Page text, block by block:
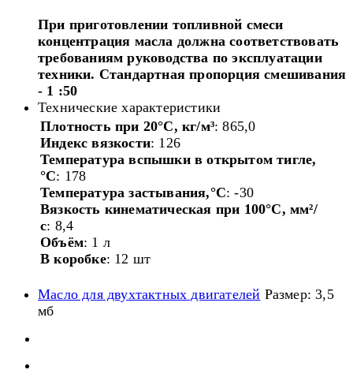
При приготовлении топливной смеси
концентрация масла должна соответствовать
требованиям руководства по эксплуатации
техники. Стандартная пропорция смешивания
- 1 :50
Технические характеристики
Плотность при 20°C, кг/м³: 865,0
Индекс вязкости: 126
Температура вспышки в открытом тигле,
°C: 178
Температура застывания,°C: -30
Вязкость кинематическая при 100°C, мм²/
с: 8,4
Объём: 1 л
В коробке: 12 шт
Масло для двухтактных двигателей Размер: 3,5
мб